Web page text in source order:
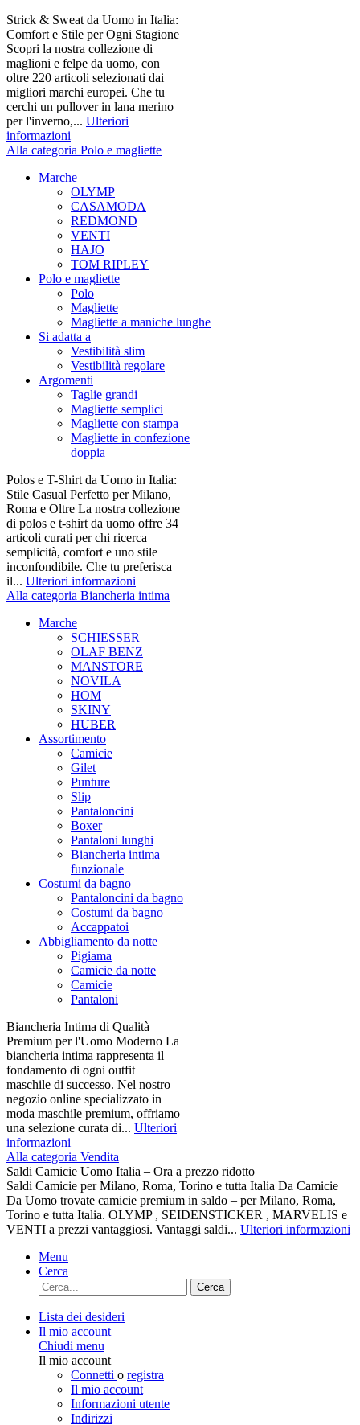
Strick & Sweat da Uomo in Italia:
Comfort e Stile per Ogni Stagione
Scopri la nostra collezione di
maglioni e felpe da uomo, con
oltre 220 articoli selezionati dai
migliori marchi europei. Che tu
cerchi un pullover in lana merino
per l'inverno,... Ulteriori
informazioni
Alla categoria Polo e magliette
Marche
OLYMP
CASAMODA
REDMOND
VENTI
HAJO
TOM RIPLEY
Polo e magliette
Polo
Magliette
Magliette a maniche lunghe
Si adatta a
Vestibilità slim
Vestibilità regolare
Argomenti
Taglie grandi
Magliette semplici
Magliette con stampa
Magliette in confezione
doppia
Polos e T-Shirt da Uomo in Italia:
Stile Casual Perfetto per Milano,
Roma e Oltre La nostra collezione
di polos e t-shirt da uomo offre 34
articoli curati per chi ricerca
semplicità, comfort e uno stile
inconfondibile. Che tu preferisca
il... Ulteriori informazioni
Alla categoria Biancheria intima
Marche
SCHIESSER
OLAF BENZ
MANSTORE
NOVILA
HOM
SKINY
HUBER
Assortimento
Camicie
Gilet
Punture
Slip
Pantaloncini
Boxer
Pantaloni lunghi
Biancheria intima
funzionale
Costumi da bagno
Pantaloncini da bagno
Costumi da bagno
Accappatoi
Abbigliamento da notte
Pigiama
Camicie da notte
Camicie
Pantaloni
Biancheria Intima di Qualità
Premium per l'Uomo Moderno La
biancheria intima rappresenta il
fondamento di ogni outfit
maschile di successo. Nel nostro
negozio online specializzato in
moda maschile premium, offriamo
una selezione curata di... Ulteriori
informazioni
Alla categoria Vendita
Saldi Camicie Uomo Italia – Ora a prezzo ridotto
Saldi Camicie per Milano, Roma, Torino e tutta Italia Da Camicie
Da Uomo trovate camicie premium in saldo – per Milano, Roma,
Torino e tutta Italia. OLYMP , SEIDENSTICKER , MARVELIS e
VENTI a prezzi vantaggiosi. Vantaggi saldi... Ulteriori informazioni
Menu
Cerca
Cerca
Lista dei desideri
Il mio account
Chiudi menu
Il mio account
Connetti o registra
Il mio account
Informazioni utente
Indirizzi